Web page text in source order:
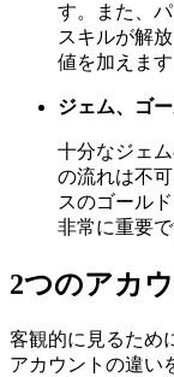
す。また、
スキルが解
値を加えます
ジェム、ゴ
十分なジェム
の流れは不
スのゴール
非常に重要で
2つのアカ
客観的に見るため
アカウントの違い